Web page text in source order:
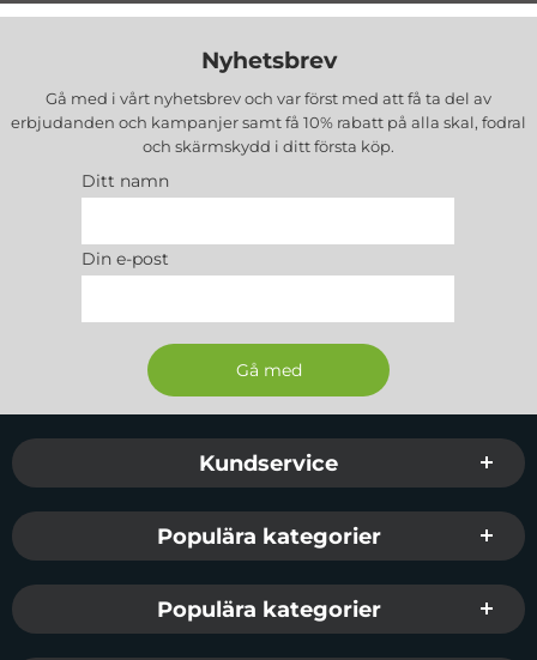
Nyhetsbrev
Gå med i vårt nyhetsbrev och var först med att få ta del av
erbjudanden och kampanjer samt få 10% rabatt på alla skal, fodral
och skärmskydd i ditt första köp.
Ditt namn
Din e-post
Sidfot Blandad info och länkar
Kundservice
Populära kategorier
Populära kategorier